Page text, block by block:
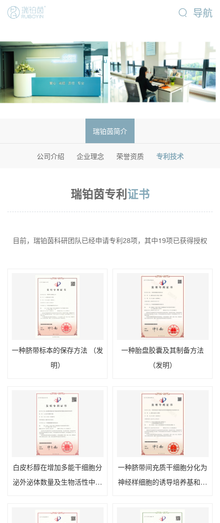
导航
瑞铂茵简介
公司介绍 企业理念 荣誉资质 专利技术
瑞铂茵专利证书
目前，瑞铂茵科研团队已经申请专利 28项，其中19项已获得授权
一种脐带标本的保存方法 （发
明）
一种胎盘胶囊及其制备方法
（发明）
白皮杉醇在增加多能干细胞分
泌外泌体数量及生物活性中的
一种脐带间充质干细胞分化为
神经样细胞的诱导培养基和诱